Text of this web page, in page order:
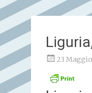
23 Maggio